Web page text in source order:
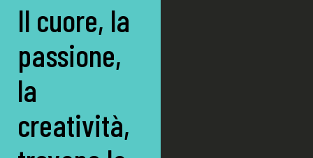
Il cuore, la
passione,
la
creatività,